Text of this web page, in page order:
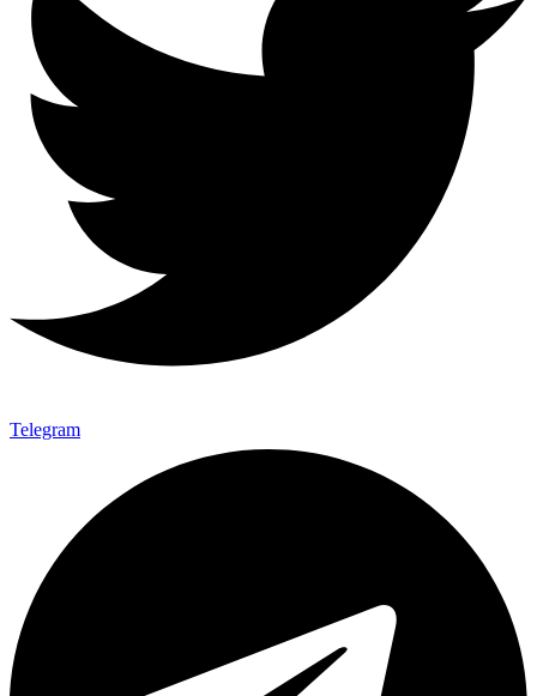
Telegram